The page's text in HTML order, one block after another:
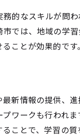
的なスキルが問わ
では、地域の学
ことが効果的です。
新情報の提供、進
ワークも行われま
ことで、学習の質